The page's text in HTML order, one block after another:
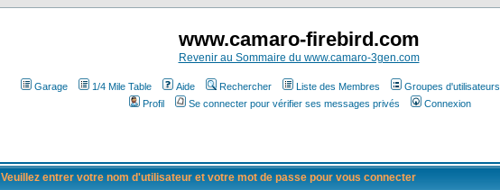
www.camaro-firebird.com
Revenir au Sommaire du www.camaro-3gen.com
Garage 1/4 Mile Table Aide Rechercher Liste des Membres Groupes d'utilisateurs
Profil
Se connecter pour vérifier ses messages privés Connexion
Veuillez entrer votre nom d'utilisateur et votre mot de passe pour vous connecter